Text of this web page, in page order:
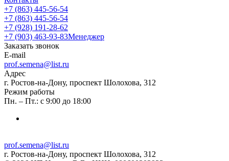
+7 (863) 445-56-54
+7 (863) 445-56-54
+7 (928) 191-28-62
+7 (903) 463-93-83Менеджер
Заказать звонок
E-mail
prof.semena@list.ru
Адрес
г. Ростов-на-Дону, проспект Шолохова, 312
Режим работы
Пн. – Пт.: с 9:00 до 18:00
prof.semena@list.ru
г. Ростов-на-Дону, проспект Шолохова, 312